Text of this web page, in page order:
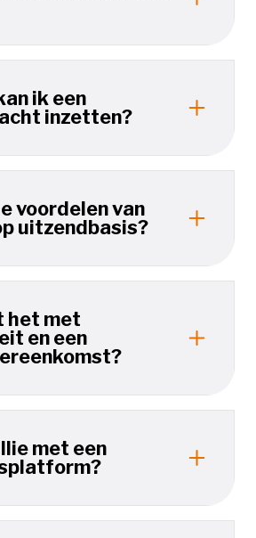
ik een
inzetten?
voordelen van
uitzendbasis?
het met
en een
met een